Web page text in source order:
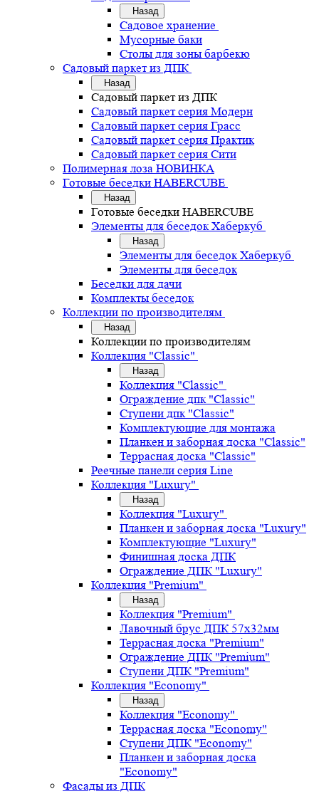
Назад
Садовое хранение
Мусорные баки
Столы для зоны барбекю
Садовый паркет из ДПК
Назад
Садовый паркет из ДПК
Садовый паркет серия Mодерн
Садовый паркет серия Грасс
Садовый паркет серия Практик
Садовый паркет серия Сити
Полимерная лоза НОВИНКА
Готовые беседки HABERCUBE
Назад
Готовые беседки HABERCUBE
Элементы для беседок Хаберкуб
Назад
Элементы для беседок Хаберкуб
Элементы для беседок
Беседки для дачи
Комплекты беседок
Коллекции по производителям
Назад
Коллекции по производителям
Коллекция "Classic"
Назад
Коллекция "Classic"
Ограждение дпк "Classic"
Ступени дпк "Classic"
Комплектующие для монтажа
Планкен и заборная доска "Classic"
Террасная доска "Classic"
Реечные панели серия Line
Коллекция "Luxury"
Назад
Коллекция "Luxury"
Планкен и заборная доска "Luxury"
Комплектующие "Luxury"
Финишная доска ДПК
Ограждение ДПК "Luxury"
Коллекция "Premium"
Назад
Коллекция "Premium"
Лавочный брус ДПК 57х32мм
Террасная доска "Premium"
Ограждение ДПК "Premium"
Ступени ДПК "Premium"
Коллекция "Economy"
Назад
Коллекция "Economy"
Террасная доска "Economy"
Ступени ДПК "Economy"
Планкен и заборная доска
"Economy"
Фасады из ДПК